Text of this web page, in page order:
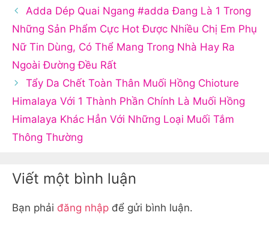
Adda Dép Quai Ngang #adda Đang Là 1 Trong
Những Sản Phẩm Cực Hot Được Nhiều Chị Em Phụ
Nữ Tin Dùng, Có Thể Mang Trong Nhà Hay Ra
Ngoài Đường Đều Rất
Tẩy Da Chết Toàn Thân Muối Hồng Chioture
Himalaya Với 1 Thành Phần Chính Là Muối Hồng
Himalaya Khác Hẳn Với Những Loại Muối Tắm
Thông Thường
Viết một bình luận
Bạn phải đăng nhập để gửi bình luận.